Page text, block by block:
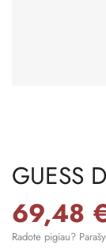
GUESS
69,48 €
Radote pigiau?